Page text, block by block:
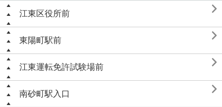
江東区役所前 
東陽町駅前 
江東運転免許試験場前 
南砂町駅入口 